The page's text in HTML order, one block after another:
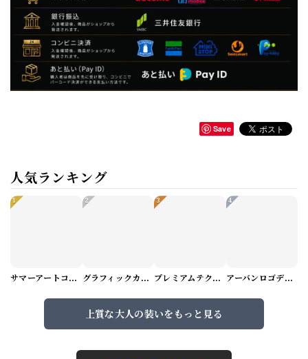
Save
人気ランキング
1
サマーアートコーデセット（5パターン） M1048
2
グラフィックカーゴショートパンツ M1029
3
プレミアムテクスチャーニット（4color） M0971
4
アーバンロゴデザインTシャツ（3color） M0984
上質な大人の装いをもっと見る